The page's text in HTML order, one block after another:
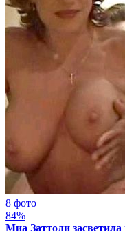
8 фото
84%
Миа Заттоли